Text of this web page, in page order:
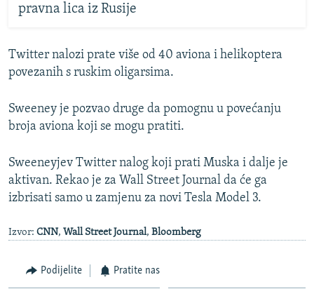
pravna lica iz Rusije
Twitter nalozi prate više od 40 aviona i helikoptera
povezanih s ruskim oligarsima.
Sweeney je pozvao druge da pomognu u povećanju
broja aviona koji se mogu pratiti.
Sweeneyjev Twitter nalog koji prati Muska i dalje je
aktivan. Rekao je za Wall Street Journal da će ga
izbrisati samo u zamjenu za novi Tesla Model 3.
Izvor: CNN, Wall Street Journal, Bloomberg
Podijelite Pratite nas